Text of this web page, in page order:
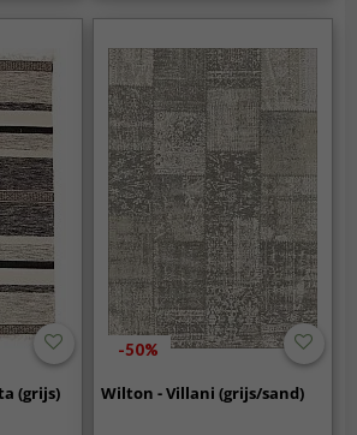
(grijs)
-50%
Wilton - Villani (grijs/sand)